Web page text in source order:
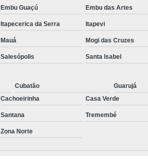
Embu Guaçú Embu das Artes
Itapecerica da Serra Itapevi
Mauá Mogi das Cruzes
Salesópolis Santa Isabel
Cubatão Guarujá
Cachoeirinha Casa Verde
Santana Tremembé
Zona Norte